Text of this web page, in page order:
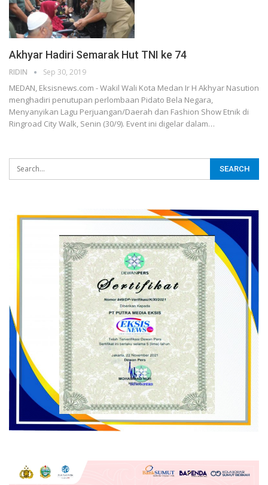
Akhyar Hadiri Semarak Hut TNI ke 74
RIDIN Sep 30, 2019
MEDAN, Eksisnews.com - Wakil Wali Kota Medan Ir H Akhyar Nasution
menghadiri penutupan perlombaan Pidato Bela Negara,
Menyanyikan Lagu Perjuangan/Daerah dan Fashion Show Etnik di
Ringroad City Walk, Senin (30/9). Event ini digelar dalam…